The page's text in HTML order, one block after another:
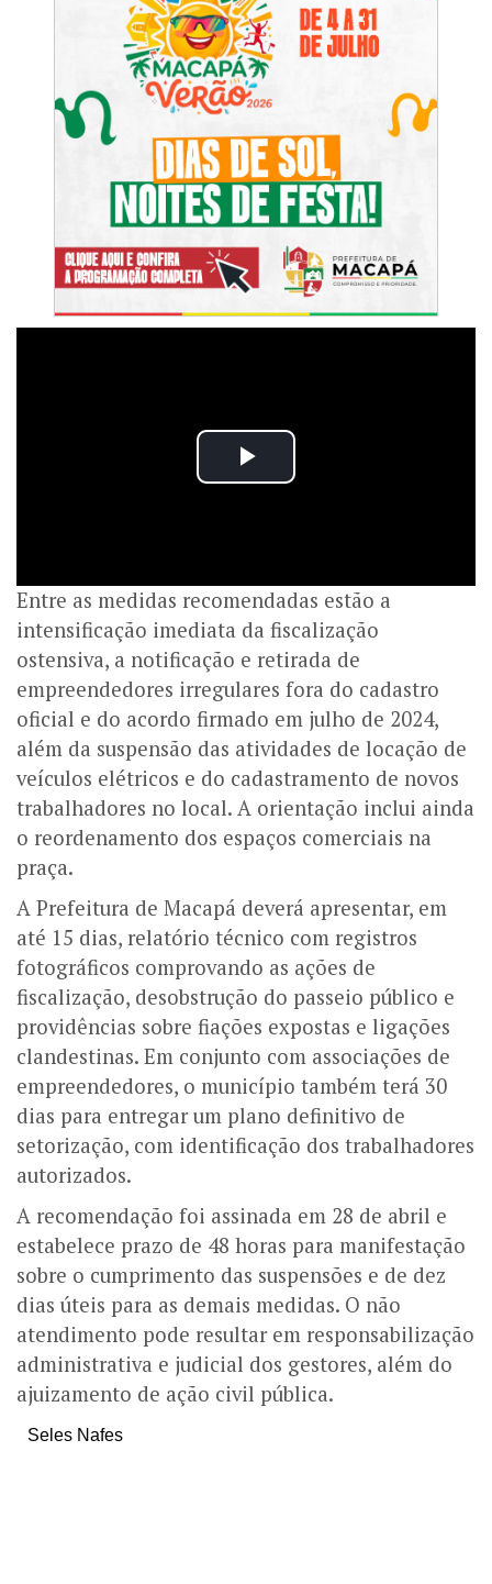
Entre as medidas recomendadas estão a
intensificação imediata da fiscalização
ostensiva, a notificação e retirada de
empreendedores irregulares fora do cadastro
oficial e do acordo firmado em julho de 2024,
além da suspensão das atividades de locação de
veículos elétricos e do cadastramento de novos
trabalhadores no local. A orientação inclui ainda
o reordenamento dos espaços comerciais na
praça.
A Prefeitura de Macapá deverá apresentar, em
até 15 dias, relatório técnico com registros
fotográficos comprovando as ações de
fiscalização, desobstrução do passeio público e
providências sobre fiações expostas e ligações
clandestinas. Em conjunto com associações de
empreendedores, o município também terá 30
dias para entregar um plano definitivo de
setorização, com identificação dos trabalhadores
autorizados.
A recomendação foi assinada em 28 de abril e
estabelece prazo de 48 horas para manifestação
sobre o cumprimento das suspensões e de dez
dias úteis para as demais medidas. O não
atendimento pode resultar em responsabilização
administrativa e judicial dos gestores, além do
ajuizamento de ação civil pública.
Seles Nafes